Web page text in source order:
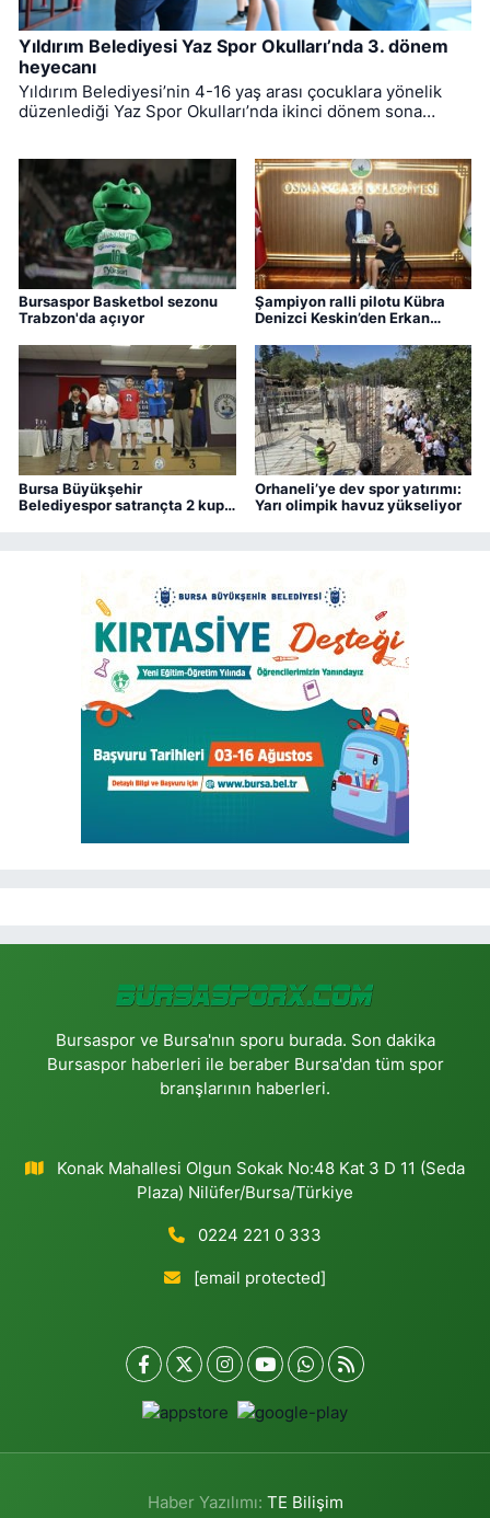
Yıldırım Belediyesi Yaz Spor Okulları’nda 3. dönem
heyecanı
Yıldırım Belediyesi’nin 4-16 yaş arası çocuklara yönelik
düzenlediği Yaz Spor Okulları’nda ikinci dönem sona
Bursaspor Basketbol sezonu
Trabzon'da açıyor
Şampiyon ralli pilotu Kübra
Denizci Keskin’den Erkan
Bursa Büyükşehir
Belediyespor satrançta 2 kupa
Orhaneli’ye dev spor yatırımı:
Yarı olimpik havuz yükseliyor
Bursaspor ve Bursa'nın sporu burada. Son dakika
Bursaspor haberleri ile beraber Bursa'dan tüm spor
branşlarının haberleri.
Konak Mahallesi Olgun Sokak No:48 Kat 3 D 11 (Seda
Plaza) Nilüfer/Bursa/Türkiye
0224 221 0 333
[email protected]
Haber Yazılımı: TE Bilişim